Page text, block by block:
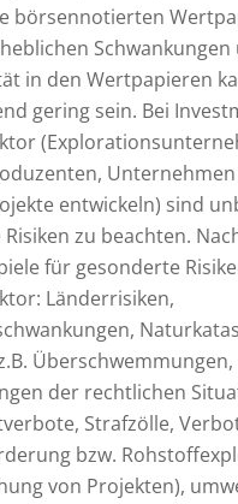
börsennotierten
in den Wertpapieren
gering sein. Bei
entwickeln) sind
zu beachten.
für gesonderte
Länderrisiken,
Überschwemmungen,
der rechtlichen
Strafzölle,
bzw.
von Projekten),